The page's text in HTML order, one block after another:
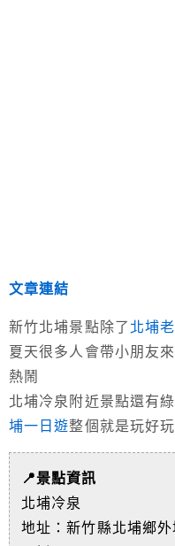
文章連結
新竹北埔景點除了 北埔
夏天很多人會帶小朋友
熱鬧
北埔冷泉附近景點還有
埔一日遊整個就是玩好
📍景點資訊
北埔冷泉
地址：新竹縣北埔鄉外